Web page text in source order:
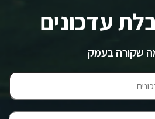
עדכונים
שקורה בעמק